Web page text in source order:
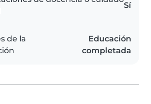
Sí
de la
Educación
completada